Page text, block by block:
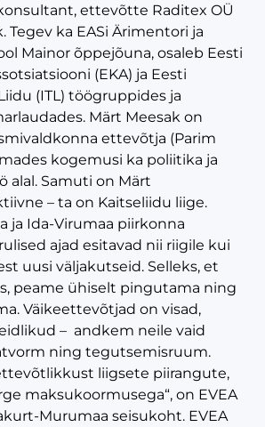
ettevõtte Raditex OÜ
Tegev ka EASi Ärimentori ja
Mainor õppejõuna, osaleb Eesti
(EKA) ja Eesti
(ITL) töögruppides ja
Märt Meesak on
ettevõtja (Parim
kogemusi ka poliitika ja
alal. Samuti on Märt
– ta on Kaitseliidu liige.
ja Ida-Virumaa piirkonna
ajad esitavad nii riigile kui
uusi väljakutseid. Selleks, et
peame ühiselt pingutama ning
Väikeettevõtjad on visad,
– andkem neile vaid
ning tegutsemisruum.
liigsete piirangute,
maksukoormusega“, on EVEA
Murumaa seisukoht. EVEA